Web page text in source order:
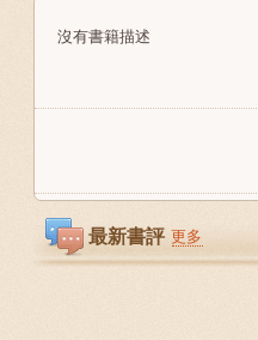
沒有書籍描述
最新書評 更多